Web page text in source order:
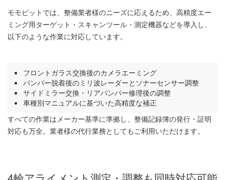
モモピットでは、整備業者様のニーズに応えるため、高精度エー
ミング用ターゲット・スキャンツール・測定機器などを導入し、
以下のような作業に対応しています。
フロントガラス交換後のカメラエーミング
バンパー脱着後のミリ波レーダーとソナーセンサー調整
サイドミラー交換・リアバンパー修理後の調整
車種別マニュアルに基づいた高精度な補正
すべての作業はメーカー基準に準拠し、整備記録簿の発行・証明
対応も万全。業者様の代行業務としてもご利用いただけます。